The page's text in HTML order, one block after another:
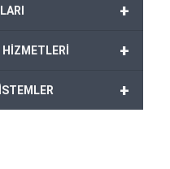
+
+
+